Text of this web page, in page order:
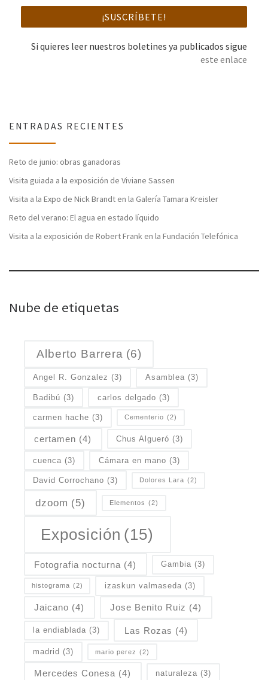
Si quieres leer nuestros boletines ya publicados sigue
este enlace
ENTRADAS RECIENTES
Reto de junio: obras ganadoras
Visita guiada a la exposición de Viviane Sassen
Visita a la Expo de Nick Brandt en la Galería Tamara Kreisler
Reto del verano: El agua en estado líquido
Visita a la exposición de Robert Frank en la Fundación Telefónica
Nube de etiquetas
Alberto Barrera (6)
Angel R. Gonzalez (3) Asamblea (3)
Badibú (3) carlos delgado (3)
carmen hache (3) Cementerio (2)
certamen (4) Chus Algueró (3)
cuenca (3) Cámara en mano (3)
David Corrochano (3) Dolores Lara (2)
dzoom (5) Elementos (2)
Exposición (15)
Fotografia nocturna (4) Gambia (3)
histograma (2) izaskun valmaseda (3)
Jaicano (4) Jose Benito Ruiz (4)
la endiablada (3) Las Rozas (4)
madrid (3) mario perez (2)
Mercedes Conesa (4) naturaleza (3)